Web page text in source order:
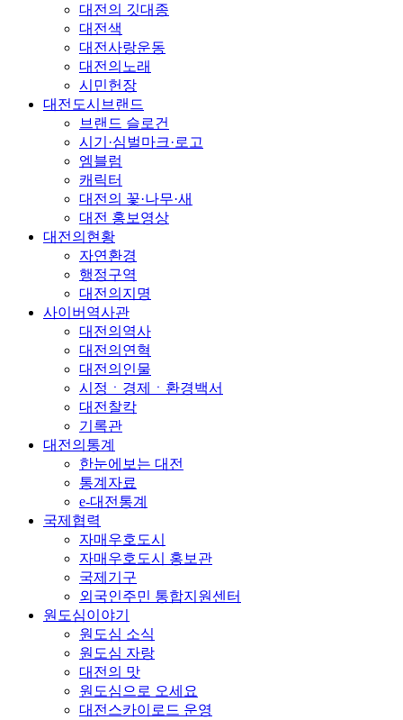
대전의 깃대종
대전색
대전사랑운동
대전의노래
시민헌장
대전도시브랜드
브랜드 슬로건
시기·심벌마크·로고
엠블럼
캐릭터
대전의 꽃·나무·새
대전 홍보영상
대전의현황
자연환경
행정구역
대전의지명
사이버역사관
대전의역사
대전의연혁
대전의인물
시정ㆍ경제ㆍ환경백서
대전찰칵
기록관
대전의통계
한눈에보는 대전
통계자료
e-대전통계
국제협력
자매우호도시
자매우호도시 홍보관
국제기구
외국인주민 통합지원센터
원도심이야기
원도심 소식
원도심 자랑
대전의 맛
원도심으로 오세요
대전스카이로드 운영